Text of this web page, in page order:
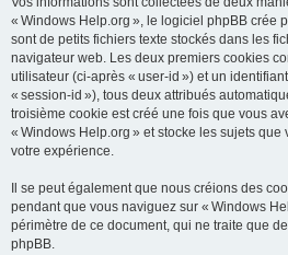
« Windows Help.org », le logiciel phpBB crée
sont de petits fichiers texte stockés dans les
navigateur web. Les deux premiers cookies
utilisateur (ci-après « user-id ») et un
« session-id »), tous deux attribués
troisième cookie est créé une fois que vous
« Windows Help.org » et stocke les sujets
votre expérience.
Il se peut également que nous créions des
pendant que vous naviguez sur « Windows
périmètre de ce document, qui ne traite que
phpBB.